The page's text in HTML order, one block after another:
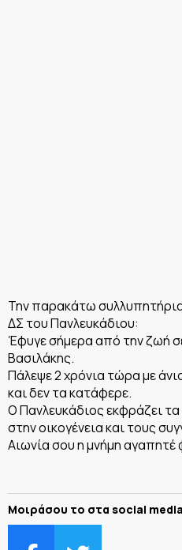
Την παρακάτω
ΔΣ του Πανλευκάδιου:
Έφυγε σήμερα από την ζωή
Βασιλάκης.
Πάλεψε 2 χρόνια τώρα με
και δεν τα κατάφερε.
Ο Πανλευκάδιος εκφράζει
στην οικογένεια και τους
Αιωνία σου η μνήμη αγαπητέ
Μοιράσου το στα social media